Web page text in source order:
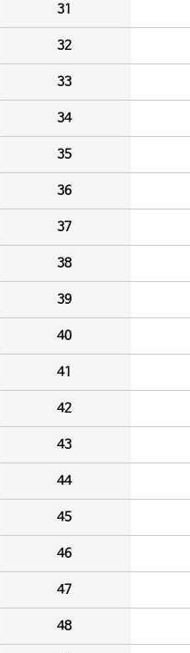
31
32
33
34
35
36
37
38
39
40
41
42
43
44
45
46
47
48